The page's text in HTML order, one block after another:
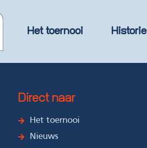
Het toernooi Historie
Direct naar
Het toernooi
Nieuws